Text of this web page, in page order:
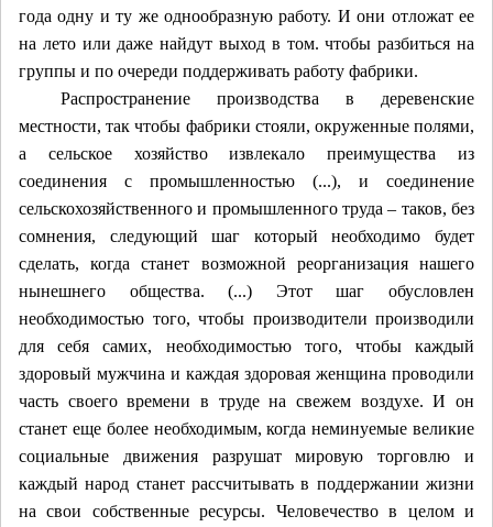
года одну и ту же однообразную работу. И они отложат ее
на лето или даже найдут выход в том. чтобы разбиться на
группы и по очереди поддерживать работу фабрики.
Распространение производства в деревенские
местности, так чтобы фабрики стояли, окруженные полями,
а сельское хозяйство извлекало преимущества из
соединения с промышленностью (...), и соединение
сельскохозяйственного и промышленного труда – таков, без
сомнения, следующий шаг который необходимо будет
сделать, когда станет возможной реорганизация нашего
нынешнего общества. (...) Этот шаг обусловлен
необходимостью того, чтобы производители производили
для себя самих, необходимостью того, чтобы каждый
здоровый мужчина и каждая здоровая женщина проводили
часть своего времени в труде на свежем воздухе. И он
станет еще более необходимым, когда неминуемые великие
социальные движения разрушат мировую торговлю и
каждый народ станет рассчитывать в поддержании жизни
на свои собственные ресурсы. Человечество в целом и